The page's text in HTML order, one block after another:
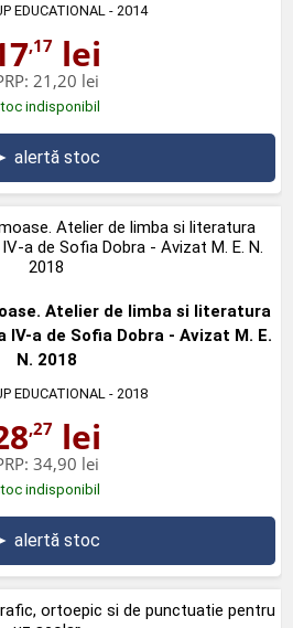
EDUCATIONAL - 2014
,17 lei
21,20 lei
indisponibil
alertă stoc
Atelier de limba si literatura
a de Sofia Dobra - Avizat M. E.
N. 2018
EDUCATIONAL - 2018
,27 lei
34,90 lei
indisponibil
alertă stoc